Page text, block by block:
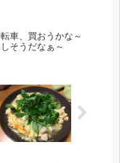
車、買おうかな～
そうだなぁ～